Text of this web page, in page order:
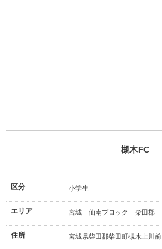
槻木FC
区分 小学生
エリア 宮城 仙南ブロック 柴田郡
住所 宮城県柴田郡柴田町槻木上川前